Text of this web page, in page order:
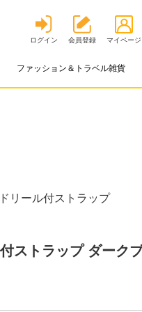
ログイン 会員登録 マイページ
ファッション＆トラベル雑貨
リール付ストラップ
ストラップ ダーク